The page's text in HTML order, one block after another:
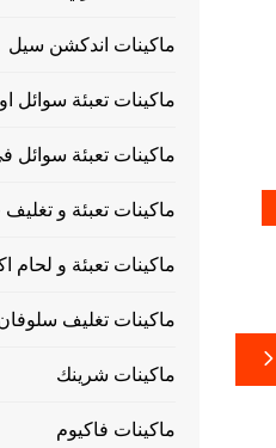
ماكينات اندكشن سيل
ماكينات تعبئة سوائل
ماكينات تعبئة سوائل
ماكينات تعبئة و
ماكينات تعبئة و لحام
ماكينات تغليف
ماكينات شرينك
ماكينات فاكيوم